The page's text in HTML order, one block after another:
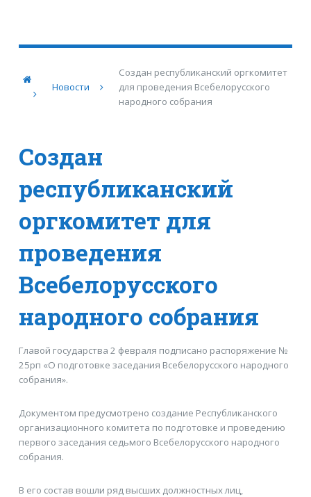
Новости
Создан республиканский оргкомитет
для проведения Всебелорусского
народного собрания
Создан
республиканский
оргкомитет для
проведения
Всебелорусского
народного собрания
Главой государства 2 февраля подписано распоряжение №
25рп «О подготовке заседания Всебелорусского народного
собрания».
Документом предусмотрено создание Республиканского
организационного комитета по подготовке и проведению
первого заседания седьмого Всебелорусского народного
собрания.
В его состав вошли ряд высших должностных лиц,